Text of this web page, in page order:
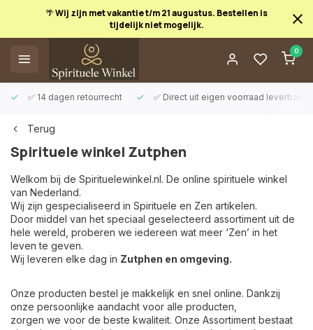
🌴 Wij zijn met vakantie t/m 21 augustus. Bestellen is
tijdelijk niet mogelijk.
0
✅ 14 dagen retourrecht ✅ Direct uit eigen voorraad leverbaar
Terug
Spirituele winkel Zutphen
Welkom bij de Spirituelewinkel.nl. De online spirituele winkel
van Nederland.
Wij zijn gespecialiseerd in Spirituele en Zen artikelen.
Door middel van het speciaal geselecteerd assortiment uit de
hele wereld, proberen we iedereen wat meer ‘Zen’ in het
leven te geven.
Wij leveren elke dag in Zutphen en omgeving.
Onze producten bestel je makkelijk en snel online. Dankzij
onze persoonlijke aandacht voor alle producten,
zorgen we voor de beste kwaliteit. Onze Assortiment bestaat